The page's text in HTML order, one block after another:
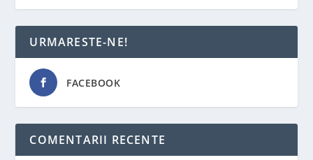
URMARESTE-NE!
FACEBOOK
COMENTARII RECENTE